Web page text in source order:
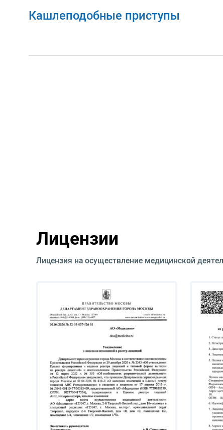
Кашлеподобные приступы
Лицензии
Лицензия на осуществление медицинской